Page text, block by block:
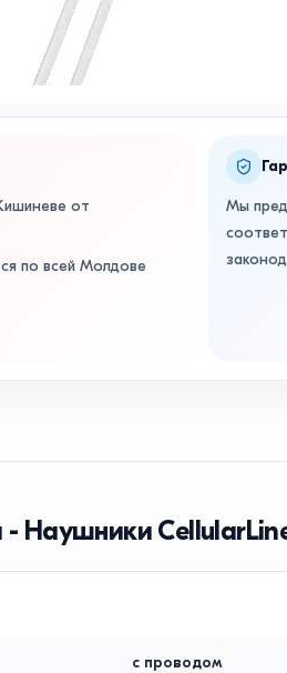
от
по всей Молдове
Мы
- Наушники
с проводом